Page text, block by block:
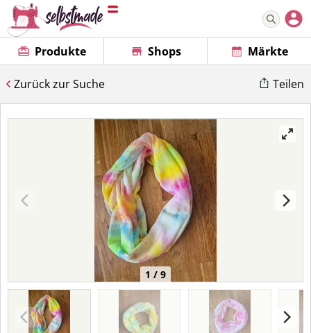
Produkte Shops Märkte
Zurück zur Suche Teilen
1 / 9